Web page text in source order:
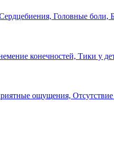
Головные боли,
конечностей, Тики у
ощущения, Отсутствие